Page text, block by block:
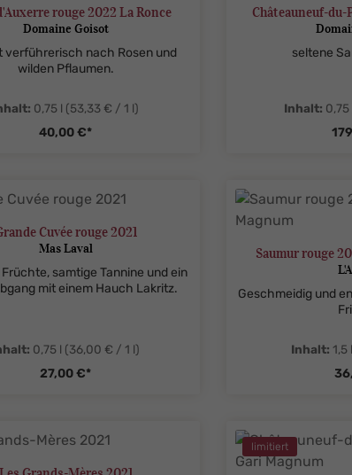
rouge 2022 La Ronce
Domaine Goisot
verführerisch nach Rosen und
wilden Pflaumen.
0,75 l (53,33 € / 1 l)
40,00 €*
Châteauneuf-du-
seltene
Inhalt: 0,75
Cuvée rouge 2021
Mas Laval
samtige Tannine und ein
mit einem Hauch Lakritz.
0,75 l (36,00 € / 1 l)
27,00 €*
Saumur rouge
Geschmeidig und
Inhalt: 1,5 l
limitiert